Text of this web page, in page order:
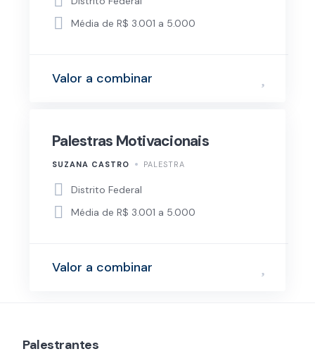
Média de R$ 3.001 a 5.000
Valor a combinar
Palestras Motivacionais
SUZANA CASTRO PALESTRA
Distrito Federal
Média de R$ 3.001 a 5.000
Valor a combinar
Palestrantes